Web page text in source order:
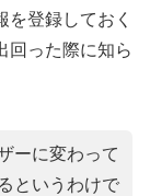
登録しておく
回った際に知ら
ーに変わって
というわけで